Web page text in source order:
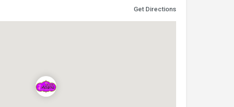
Get Directions